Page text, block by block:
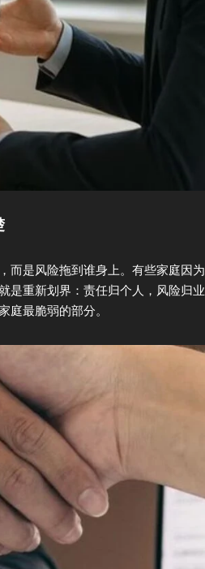
而是风险拖到谁身上。有些家庭因为
是重新划界：责任归个人，风险归业
最脆弱的部分。